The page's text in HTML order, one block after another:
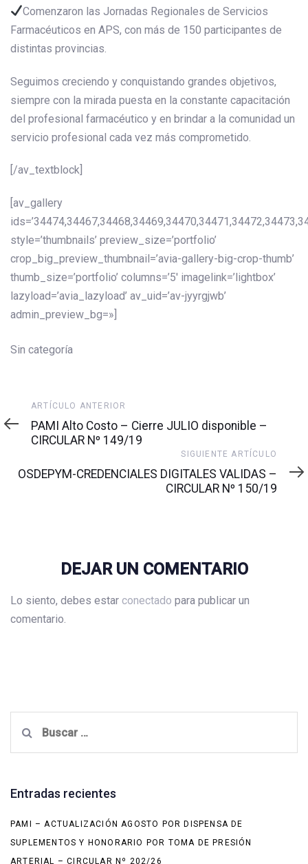
Comenzaron las Jornadas Regionales de Servicios
Farmacéuticos en APS, con más de 150 participantes de
distintas provincias.
Seguimos creciendo y conquistando grandes objetivos,
siempre con la mirada puesta en la constante capacitación
del profesional farmacéutico y en brindar a la comunidad un
servicio profesional cada vez más comprometido.
[/av_textblock]
[av_gallery
style=’thumbnails’ preview_size=’portfolio’
crop_big_preview_thumbnail=’avia-gallery-big-crop-thumb’
thumb_size=’portfolio’ columns=’5′ imagelink=’lightbox’
lazyload=’avia_lazyload’ av_uid=’av-jyyrgjwb’
admin_preview_bg=»]
Sin categoría
Artículo
anterior
ARTÍCULO ANTERIOR
PAMI Alto Costo – Cierre JULIO disponible –
CIRCULAR Nº 149/19
artículo
SIGUIENTE ARTÍCULO
OSDEPYM-CREDENCIALES DIGITALES VALIDAS –
CIRCULAR Nº 150/19
DEJAR UN COMENTARIO
Lo siento, debes estar conectado para publicar un
comentario.
Entradas recientes
PAMI – ACTUALIZACIÓN AGOSTO POR DISPENSA DE
SUPLEMENTOS Y HONORARIO POR TOMA DE PRESIÓN
ARTERIAL – CIRCULAR Nº 202/26